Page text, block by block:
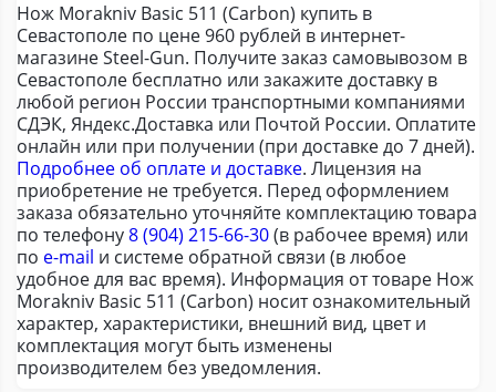
Нож Morakniv Basic 511 (Carbon) купить в
Севастополе по цене 960 рублей в интернет-
магазине Steel-Gun. Получите заказ самовывозом в
Севастополе бесплатно или закажите доставку в
любой регион России транспортными компаниями
СДЭК, Яндекс.Доставка или Почтой России. Оплатите
онлайн или при получении (при доставке до 7 дней).
Подробнее об оплате и доставке. Лицензия на
приобретение не требуется. Перед оформлением
заказа обязательно уточняйте комплектацию товара
по телефону8 (904) 215-66-30(в рабочее время) или
по e-mail и системе обратной связи (в любое
удобное для вас время). Информация от товаре Нож
Morakniv Basic 511 (Carbon) носит ознакомительный
характер, характеристики, внешний вид, цвет и
комплектация могут быть изменены
производителем без уведомления.